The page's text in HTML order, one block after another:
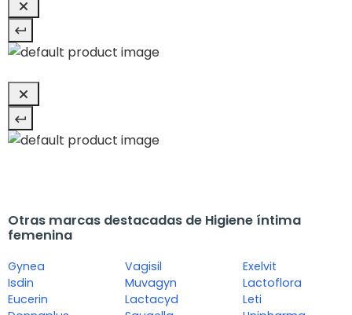
Otras marcas destacadas de Higiene íntima
femenina
Gynea
Isdin
Eucerin
Vagisil
Muvagyn
Lactacyd
Exelvit
Lactoflora
Leti